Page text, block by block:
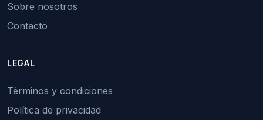
Sobre nosotros
Contacto
LEGAL
Términos y condiciones
Política de privacidad